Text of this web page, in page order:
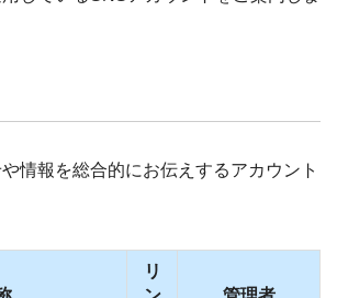
情報を総合的にお伝えするアカウント
リ